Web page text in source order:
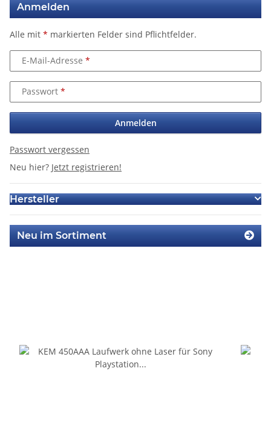
Anmelden
Alle mit * markierten Felder sind Pflichtfelder.
E-Mail-Adresse
Passwort
Anmelden
Passwort vergessen
Neu hier? Jetzt registrieren!
Hersteller
Neu im Sortiment